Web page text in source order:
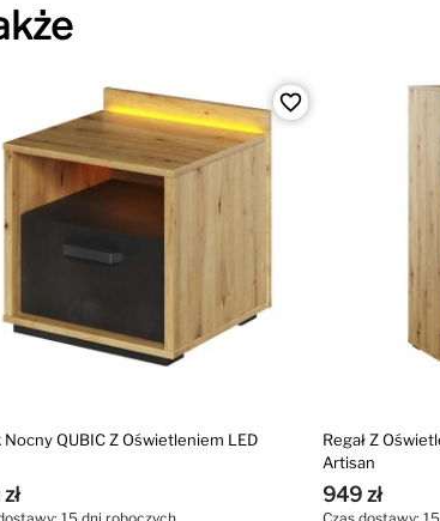
favorite_border
Nocny QUBIC Z Oświetleniem LED
Regał Z
Artisan
949 zł